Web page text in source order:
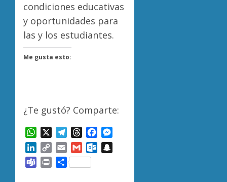
condiciones educativas
y oportunidades para
las y los estudiantes.
Me gusta esto:
¿Te gustó? Comparte:
WhatsAppTelegram
ThreadsFacebook
LinkedIn
Copy
Link
Email GmailOutlook.com
TeamsPrintCompartir